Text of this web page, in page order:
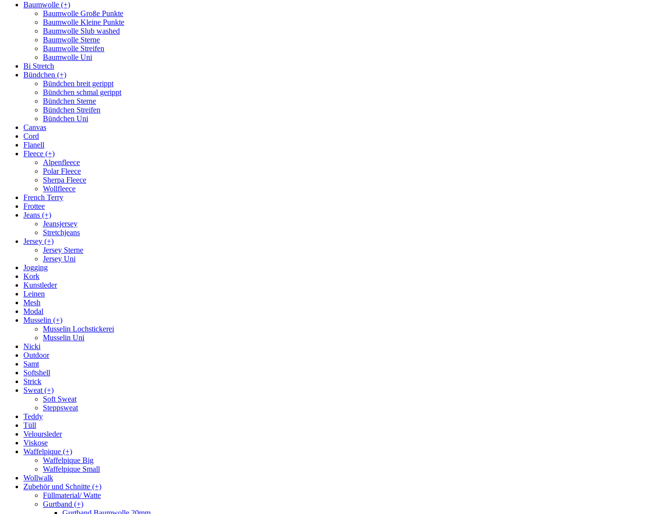
Baumwolle (+)
Baumwolle Große Punkte
Baumwolle Kleine Punkte
Baumwolle Slub washed
Baumwolle Sterne
Baumwolle Streifen
Baumwolle Uni
Bi Stretch
Bündchen (+)
Bündchen breit gerippt
Bündchen schmal gerippt
Bündchen Sterne
Bündchen Streifen
Bündchen Uni
Canvas
Cord
Flanell
Fleece (+)
Alpenfleece
Polar Fleece
Sherpa Fleece
Wollfleece
French Terry
Frottee
Jeans (+)
Jeansjersey
Stretchjeans
Jersey (+)
Jersey Sterne
Jersey Uni
Jogging
Kork
Kunstleder
Leinen
Mesh
Modal
Musselin (+)
Musselin Lochstickerei
Musselin Uni
Nicki
Outdoor
Samt
Softshell
Strick
Sweat (+)
Soft Sweat
Steppsweat
Teddy
Tüll
Veloursleder
Viskose
Waffelpique (+)
Waffelpique Big
Waffelpique Small
Wollwalk
Zubehör und Schnitte (+)
Füllmaterial/ Watte
Gurtband (+)